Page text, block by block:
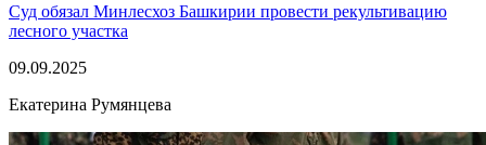
Суд обязал Минлесхоз Башкирии провести рекультивацию
лесного участка
09.09.2025
Екатерина Румянцева